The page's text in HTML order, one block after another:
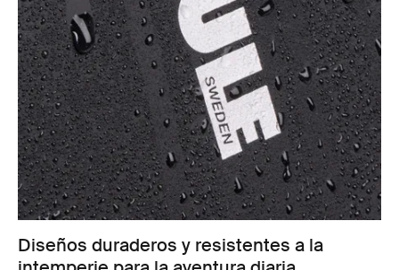
Diseños duraderos y resistentes a la